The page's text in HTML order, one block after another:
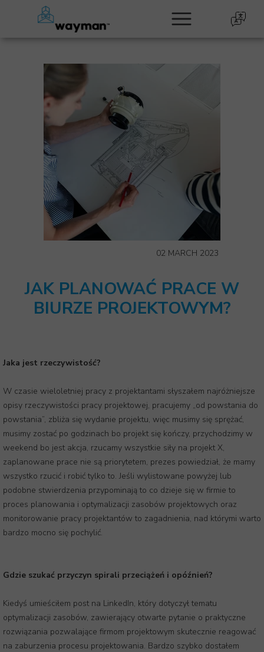
02 MARCH 2023
JAK PLANOWAĆ PRACE W
BIURZE PROJEKTOWYM?
Jaka jest rzeczywistość?
W czasie wieloletniej pracy z projektantami słyszałem najróżniejsze
opisy rzeczywistości pracy projektowej, pracujemy „od powstania do
powstania”, zbliża się wydanie projektu, więc musimy się sprężać,
musimy zostać po godzinach bo projekt się kończy, przychodzimy w
weekend bo jest akcja, rzucamy wszystkie siły na projekt X,
zaplanowane prace nie są priorytetem, prezes powiedział, że mamy
wszystko rzucić i robić tylko to. Jeśli wylistowane powyżej lub
podobne stwierdzenia przypominają to co dzieje się w firmie to
proces planowania i optymalizacji zasobów projektowych oraz
monitorowanie pracy projektantów to zagadnienia, nad którymi warto
bardzo mocno się pochylić.
Gdzie szukać przyczyn spirali przeciążeń i opóźnień?
Kiedyś umieściłem post na LinkedIn, który dotyczył tematu
optymalizacji zasobów, zawierający otwarte pytanie o praktyczne
rozwiązania pozwalające firmom projektowym skutecznie reagować
na zaburzenia procesu projektowania. Bardzo szybko dostałem